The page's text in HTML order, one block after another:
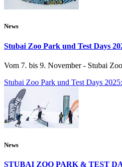
News
Stubai Zoo Park und Test Days
Vom 7. bis 9. November - Stubai
Stubai Zoo Park und Test Days
News
STUBAI ZOO PARK & TEST